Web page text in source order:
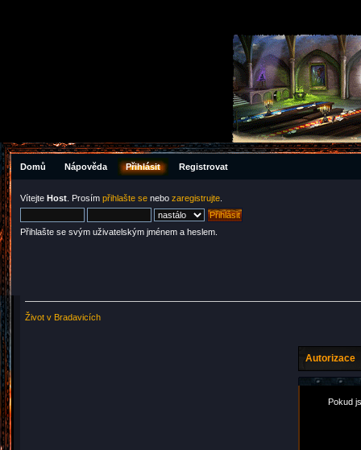
Domů Nápověda Přihlásit Registrovat
Vítejte Host . Prosím přihlašte se nebo zaregistrujte
Přihlašte se svým uživatelským jménem a heslem.
Život v Bradavicích
Autorizace
Pokud